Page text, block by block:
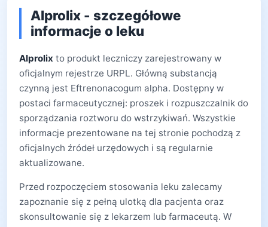
Alprolix - szczegółowe
informacje o leku
Alprolix to produkt leczniczy zarejestrowany w
oficjalnym rejestrze URPL. Główną substancją
czynną jest Eftrenonacogum alpha. Dostępny w
postaci farmaceutycznej: proszek i rozpuszczalnik do
sporządzania roztworu do wstrzykiwań. Wszystkie
informacje prezentowane na tej stronie pochodzą z
oficjalnych źródeł urzędowych i są regularnie
aktualizowane.
Przed rozpoczęciem stosowania leku zalecamy
zapoznanie się z pełną ulotką dla pacjenta oraz
skonsultowanie się z lekarzem lub farmaceutą. W